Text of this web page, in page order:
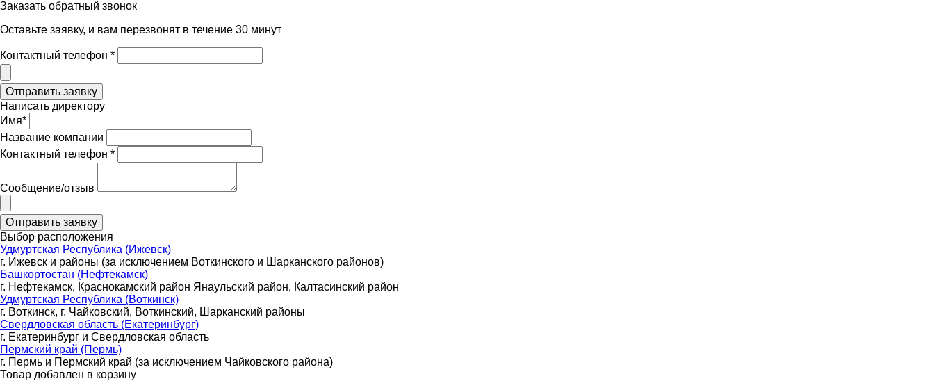
Заказать обратный звонок
Оставьте заявку, и вам перезвонят в течение 30 минут
Контактный телефон *
Написать директору
Имя*
Название компании
Контактный телефон *
Сообщение/отзыв
Выбор расположения
Удмуртская Республика (Ижевск)
г. Ижевск и районы (за исключением Воткинского и Шарканского районов)
Башкортостан (Нефтекамск)
г. Нефтекамск, Краснокамский район Янаульский район, Калтасинский район
Удмуртская Республика (Воткинск)
г. Воткинск, г. Чайковский, Воткинский, Шарканский районы
Свердловская область (Екатеринбург)
г. Екатеринбург и Свердловская область
Пермский край (Пермь)
г. Пермь и Пермский край (за исключением Чайковского района)
Товар добавлен в корзину